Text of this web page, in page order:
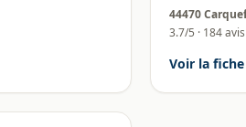
44470
3.7/5 · 184
Voir la